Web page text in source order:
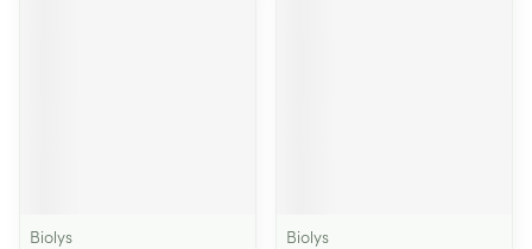
Biolys
Biolys